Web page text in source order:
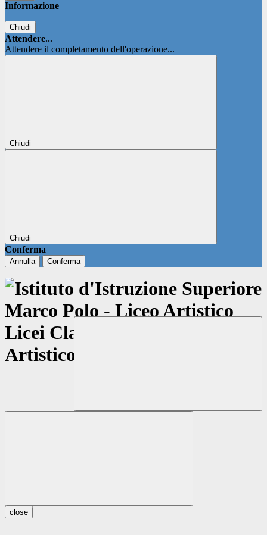
Informazione
Chiudi
Attendere...
Attendere il completamento dell'operazione...
Chiudi
Chiudi
Conferma
Annulla Conferma
close